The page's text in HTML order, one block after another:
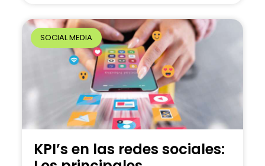
SOCIAL MEDIA
KPI’s en las redes sociales: